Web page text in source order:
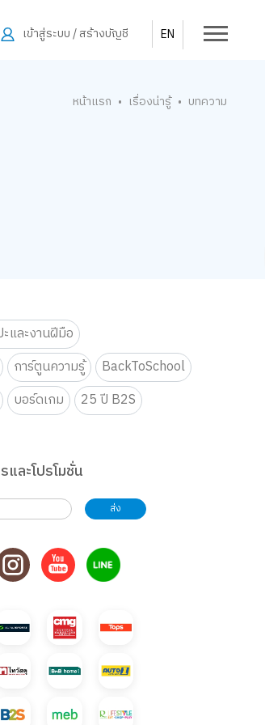
เข้าสู่ระบบ / สร้างบัญชี EN
หน้าแรก • เรื่องน่ารู้ • บทความ
และงานฝีมือ
การ์ตูนความรู้
BackToSchool
บอร์ดเกม 25 ปี B2S
และโปรโมชั่น
ส่ง